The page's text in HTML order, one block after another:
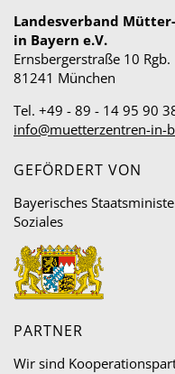
Landesverband
in Bayern e.V.
Ernsbergerstraße 10 Rgb.
81241 München
Tel. +49 - 89 - 14 95 90
info@muetterzentren-in-
GEFÖRDERT VON
Bayerisches
Soziales
PARTNER
Wir sind